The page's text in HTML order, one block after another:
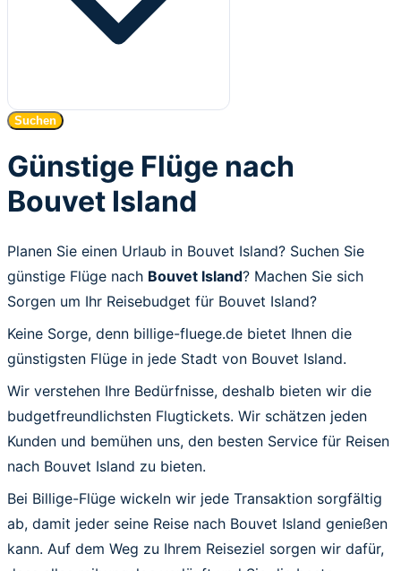
Suchen
Günstige Flüge nach
Bouvet Island
Planen Sie einen Urlaub in Bouvet Island? Suchen Sie
günstige Flüge nach Bouvet Island? Machen Sie sich
Sorgen um Ihr Reisebudget für Bouvet Island?
Keine Sorge, denn billige-fluege.de bietet Ihnen die
günstigsten Flüge in jede Stadt von Bouvet Island.
Wir verstehen Ihre Bedürfnisse, deshalb bieten wir die
budgetfreundlichsten Flugtickets. Wir schätzen jeden
Kunden und bemühen uns, den besten Service für Reisen
nach Bouvet Island zu bieten.
Bei Billige-Flüge wickeln wir jede Transaktion sorgfältig
ab, damit jeder seine Reise nach Bouvet Island genießen
kann. Auf dem Weg zu Ihrem Reiseziel sorgen wir dafür,